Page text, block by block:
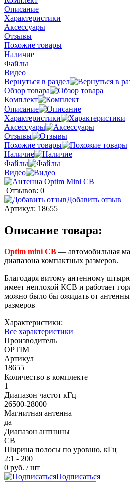
Описание
Характеристики
Аксессуары
Отзывы
Похожие товары
Наличие
Файлы
Видео
Вернуться в раздел
Обзор товара
Комплект
Описание
Характеристики
Аксессуары
Отзывы
Похожие товары
Наличие
Файлы
Видео
Отзывов: 0
Добавить отзыв
Артикул: 18655
Описание товара:
Optim mini CB — автомобильная
диапазона компактных размеров.
Благодаря витому антенному
имеет неплохой КСВ и работает
можно было бы ожидать от
размеров
Характеристики:
Все характеристики
Производитель
OPTIM
Артикул
18655
Количество в комплекте
1
Диапазон частот кГц
26500-28000
Магнитная антенна
да
Диапазон антннны
СВ
Ширина полосы по уровню, кГц
2:1 - 200
0 руб. / шт
Подписаться